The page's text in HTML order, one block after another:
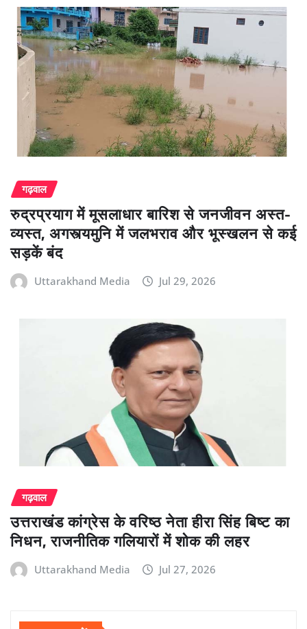
गढ़वाल
रुद्रप्रयाग में मूसलाधार बारिश से जनजीवन अस्त-
व्यस्त, अगस्त्यमुनि में जलभराव और भूस्खलन से कई
सड़कें बंद
Uttarakhand Media Jul 29, 2026
गढ़वाल
उत्तराखंड कांग्रेस के वरिष्ठ नेता हीरा सिंह बिष्ट का
निधन, राजनीतिक गलियारों में शोक की लहर
Uttarakhand Media Jul 27, 2026